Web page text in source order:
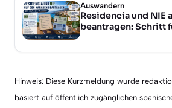
Auswandern
Residencia und NIE
beantragen: Schritt
Hinweis: Diese Kurzmeldung wurde
basiert auf öffentlich zugänglichen